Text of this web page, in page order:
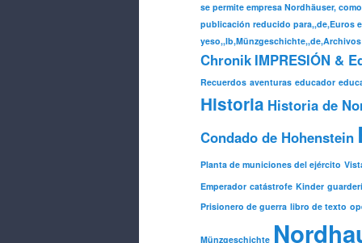
se permite empresa Nordhäuser,
publicación reducido para,,de,Euros
Chronik IMPRESIÓN &
Recuerdos aventuras educador
Historia Historia de
Condado de Hohenstein
Planta de municiones del ejército
Emperador catástrofe Kinder
Prisionero de guerra libro de texto
Münzgeschichte